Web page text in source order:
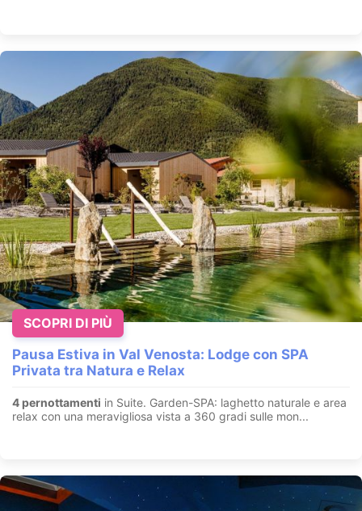
Pausa Estiva in Val Venosta: Lodge con SPA
Privata tra Natura e Relax
4 pernottamenti in Suite. Garden-SPA: laghetto naturale e area
relax con una meravigliosa vista a 360 gradi sulle mon...
SCOPRI DI PIÙ